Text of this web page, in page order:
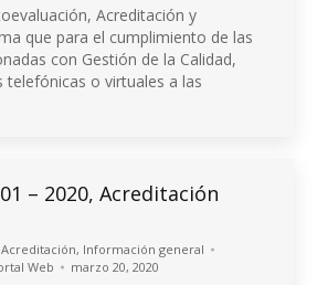
Acreditación y
que para el cumplimiento de las
con Gestión de la Calidad,
telefónicas o virtuales a las
– 2020, Acreditación
, Información general
Web marzo 20, 2020